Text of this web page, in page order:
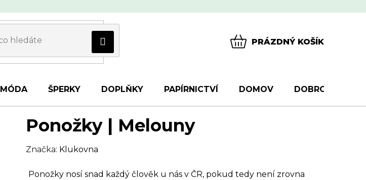
PRÁZDNÝ KOŠÍK
MÓDA ŠPERKY DOPLŇKY PAPÍRNICTVÍ DOMOV DOBROTY
Ponožky | Melouny
Značka: Klukovna
Ponožky nosí snad každý člověk u nás v ČR, pokud tedy není zrovna